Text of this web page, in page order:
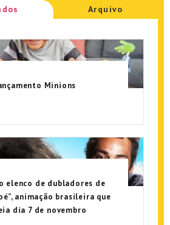
Arquivo
Minions
elenco de dubladores de
animação brasileira que
dia 7 de novembro